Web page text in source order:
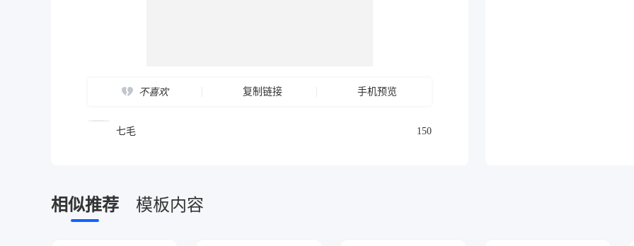
不喜欢 复制链接 手机预览
七毛 150
相似推荐 模板内容